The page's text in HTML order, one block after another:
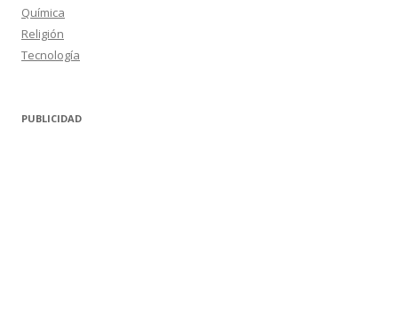
Química
Religión
Tecnología
PUBLICIDAD